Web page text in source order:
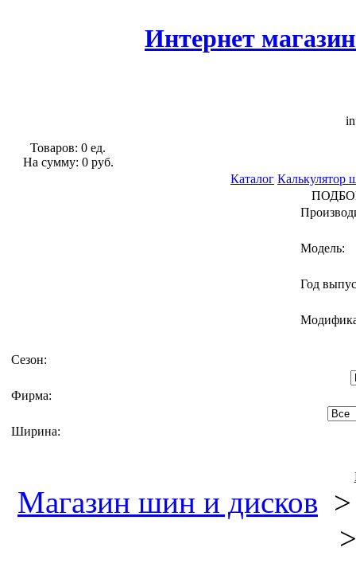
Интернет
Товаров: 0 ед.
На сумму: 0 руб.
Каталог Калькулятор
Модель:
Год
Сезон:
Фирма:
Ширина:
Магазин шин и дисков